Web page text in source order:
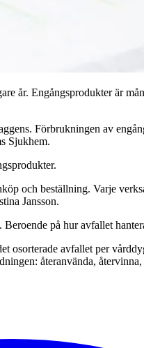
år. Engångsprodukter är
Förbrukningen av
Sjukhem.
och beställning. Varje
Jansson.
på hur avfallet
osorterade avfallet per
återanvända,